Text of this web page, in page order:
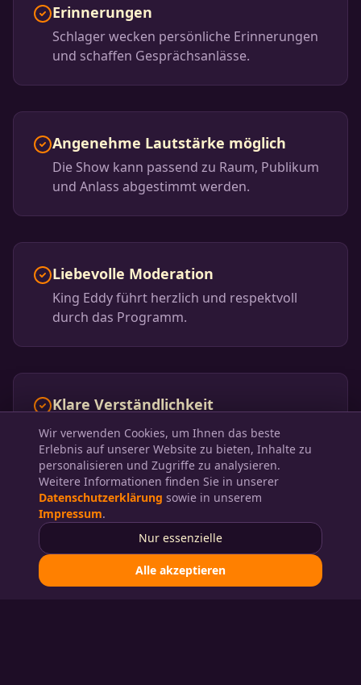
Wir verwenden Cookies, um Ihnen das beste
Erlebnis auf unserer Website zu bieten, Inhalte zu
personalisieren und Zugriffe zu analysieren.
Weitere Informationen finden Sie in unserer
Datenschutzerklärung sowie in unserem
Impressum.
Nur essenzielle
Alle akzeptieren
Erinnerungen
Schlager wecken persönliche Erinnerungen
und schaffen Gesprächsanlässe.
Angenehme Lautstärke möglich
Die Show kann passend zu Raum, Publikum
und Anlass abgestimmt werden.
Liebevolle Moderation
King Eddy führt herzlich und respektvoll
durch das Programm.
Klare Verständlichkeit
Songs, Ansagen und Ablauf werden so
gestaltet, dass das Publikum gut folgen
kann.
Professioneller Umgang
Der Auftritt ist wertschätzend,